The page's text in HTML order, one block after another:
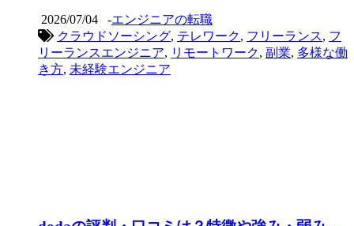
2026/07/04 -エンジニアの転職
クラウドソーシング, テレワーク, フリーランス, フ
リーランスエンジニア, リモートワーク, 副業, 多様な働
き方, 未経験エンジニア